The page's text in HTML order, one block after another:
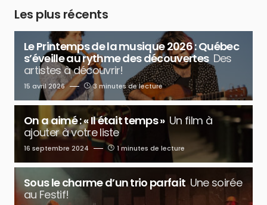
Les plus récents
Le Printemps de la musique 2026 : Québec
s’éveille au rythme des découvertes Des
artistes à découvrir!
15 avril 2026 3 minutes de lecture
On a aimé : « Il était temps » Un film à
ajouter à votre liste
16 septembre 2024 1 minutes de lecture
Sous le charme d’un trio parfait Une soirée
au Festif!